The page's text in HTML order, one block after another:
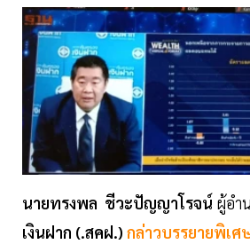
นายทรงพล ชีวะปัญญาโรจน์ ผู้อำ
เงินฝาก (.สคฝ.) กล่าวบรรยายพิเศ